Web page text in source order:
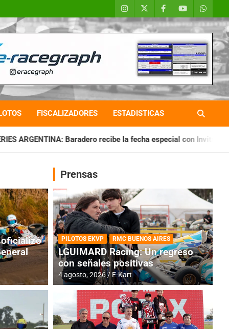
FISCALIZADORES ESTADISTICAS
recibe la fecha especial con Invitados CHAQUEÑO
RMC BUENOS AIRES
oficializó
Prensas
PILOTOS EKVP RMC BUENOS AIRES
LGUIMARD Racing: Un regreso
con señales positivas
4 agosto, 2026 E-Kart